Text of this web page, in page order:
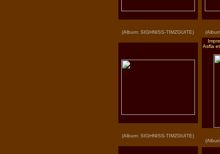
(Album: SIGHNISS-TIMZGUITE)
(Album: SIGHNISS-TIMZGUITE)
Asfla